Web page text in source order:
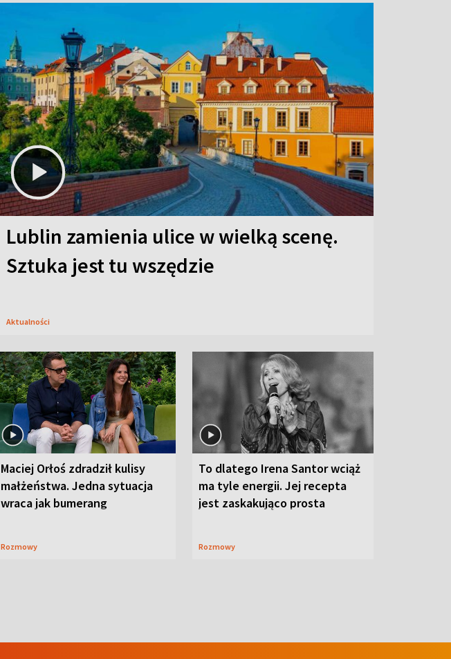
Lublin zamienia ulice w wielką scenę.
Sztuka jest tu wszędzie
Aktualności
Maciej Orłoś zdradził kulisy
małżeństwa. Jedna sytuacja
wraca jak bumerang
Rozmowy
To dlatego Irena Santor wciąż
ma tyle energii. Jej recepta
jest zaskakująco prosta
Rozmowy